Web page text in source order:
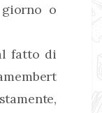
o
fatto di